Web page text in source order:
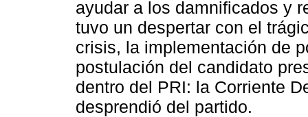
ayudar a los damnificados y
tuvo un despertar con el
crisis, la implementación de
postulación del candidato
dentro del PRI: la Corriente
desprendió del partido.